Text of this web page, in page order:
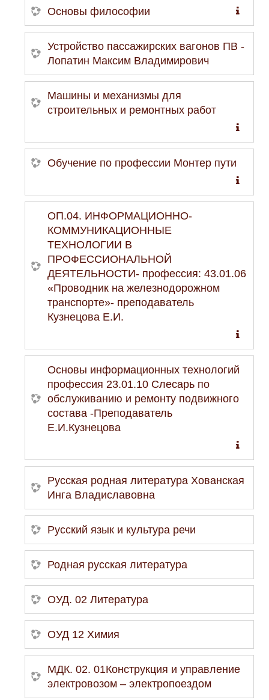
Основы философии
Устройство пассажирских вагонов ПВ -
Лопатин Максим Владимирович
Машины и механизмы для
строительных и ремонтных работ
Обучение по профессии Монтер пути
ОП.04. ИНФОРМАЦИОННО-
КОММУНИКАЦИОННЫЕ
ТЕХНОЛОГИИ В
ПРОФЕССИОНАЛЬНОЙ
ДЕЯТЕЛЬНОСТИ- профессия: 43.01.06
«Проводник на железнодорожном
транспорте»- преподаватель
Кузнецова Е.И.
Основы информационных технологий
профессия 23.01.10 Слесарь по
обслуживанию и ремонту подвижного
состава -Преподаватель
Е.И.Кузнецова
Русская родная литература Хованская
Инга Владиславовна
Русский язык и культура речи
Родная русская литература
ОУД. 02 Литература
ОУД 12 Химия
МДК. 02. 01Конструкция и управление
электровозом – электропоездом